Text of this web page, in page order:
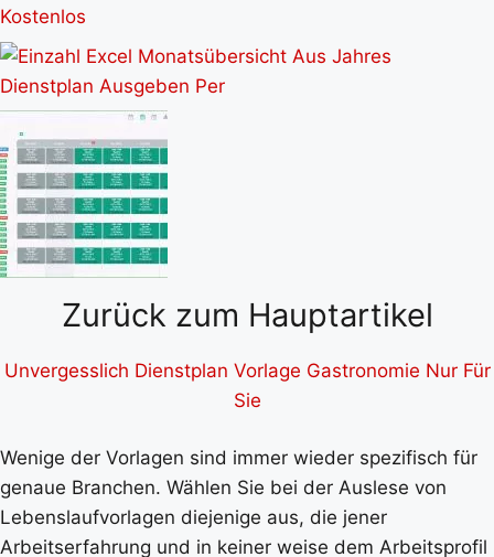
Zurück zum Hauptartikel
Unvergesslich Dienstplan Vorlage Gastronomie Nur Für
Sie
Wenige der Vorlagen sind immer wieder spezifisch für
genaue Branchen. Wählen Sie bei der Auslese von
Lebenslaufvorlagen diejenige aus, die jener
Arbeitserfahrung und in keiner weise dem Arbeitsprofil